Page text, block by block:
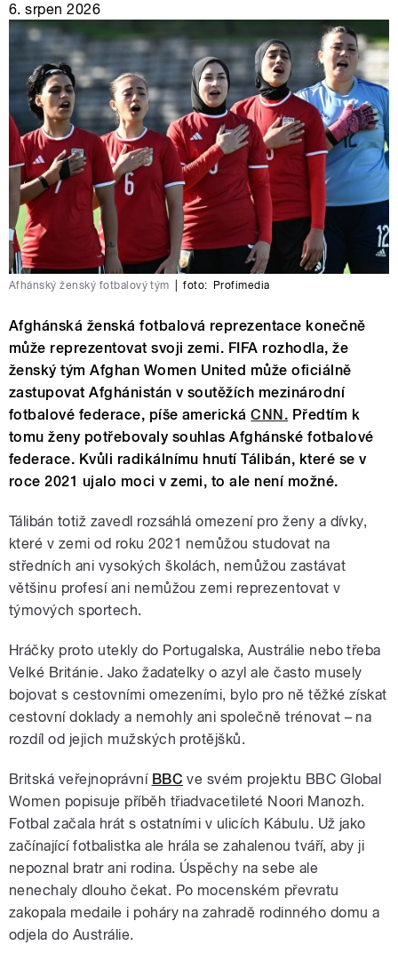
6. srpen 2026
Afhánský ženský fotbalový tým foto: Profimedia
Afghánská ženská fotbalová reprezentace konečně
může reprezentovat svoji zemi. FIFA rozhodla, že
ženský tým Afghan Women United může oficiálně
zastupovat Afghánistán v soutěžích mezinárodní
fotbalové federace, píše americkáCNN. Předtím k
tomu ženy potřebovaly souhlas Afghánské fotbalové
federace. Kvůli radikálnímu hnutí Tálibán, které se v
roce 2021 ujalo moci v zemi, to ale není možné.
Tálibán totiž zavedl rozsáhlá omezení pro ženy a dívky,
které v zemi od roku 2021 nemůžou studovat na
středních ani vysokých školách, nemůžou zastávat
většinu profesí ani nemůžou zemi reprezentovat v
týmových sportech.
Hráčky proto utekly do Portugalska, Austrálie nebo třeba
Velké Británie. Jako žadatelky o azyl ale často musely
bojovat s cestovními omezeními, bylo pro ně těžké získat
cestovní doklady a nemohly ani společně trénovat – na
rozdíl od jejich mužských protějšků.
Britská veřejnoprávní BBC ve svém projektu BBC Global
Women popisuje příběh třiadvacetileté Noori Manozh.
Fotbal začala hrát s ostatními v ulicích Kábulu. Už jako
začínající fotbalistka ale hrála se zahalenou tváří, aby ji
nepoznal bratr ani rodina. Úspěchy na sebe ale
nenechaly dlouho čekat. Po mocenském převratu
zakopala medaile i poháry na zahradě rodinného domu a
odjela do Austrálie.